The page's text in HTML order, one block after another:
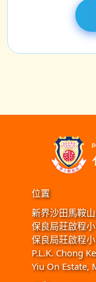
位置
新界沙田馬鞍
保良局莊啟程
保良局莊啟程
P.L.K. Chong
Yiu On Estate,